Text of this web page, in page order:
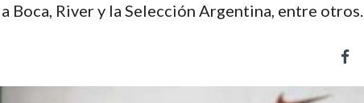
Boca, River y la Selección Argentina, entre otros.